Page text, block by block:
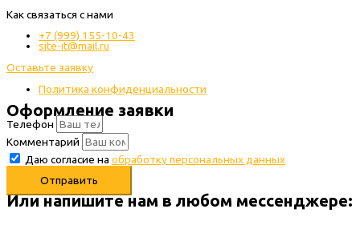
Как связаться с нами
+7 (999) 155-10-43
site-it@mail.ru
Оставьте заявку
Политика конфиденциальности
Оформление заявки
Телефон
Комментарий
Даю согласие на обработку персональных данных
Отправить
Или напишите нам в любом месcенджере: